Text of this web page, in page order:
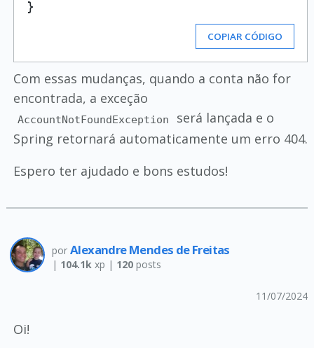
COPIAR CÓDIGO
Com essas mudanças, quando a conta não for
encontrada, a exceção
AccountNotFoundException
será lançada e o
Spring retornará automaticamente um erro 404.
Espero ter ajudado e bons estudos!
por Alexandre Mendes de Freitas
| 104.1kxp | 120posts
11/07/2024
Oi!